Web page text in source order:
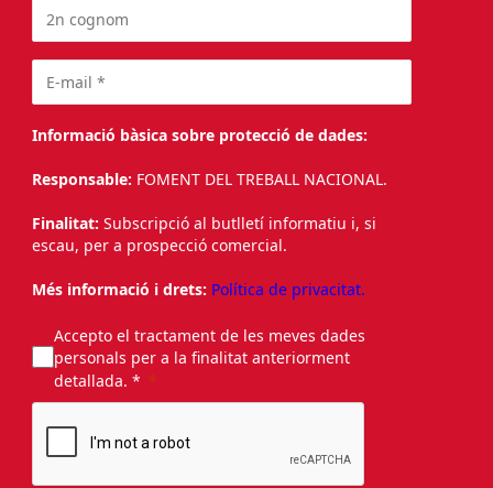
Informació bàsica sobre protecció de dades:
Responsable: FOMENT DEL TREBALL NACIONAL.
Finalitat: Subscripció al butlletí informatiu i, si
escau, per a prospecció comercial.
Més informació i drets: Política de privacitat.
Accepto el tractament de les meves dades
personals per a la finalitat anteriorment
detallada. *